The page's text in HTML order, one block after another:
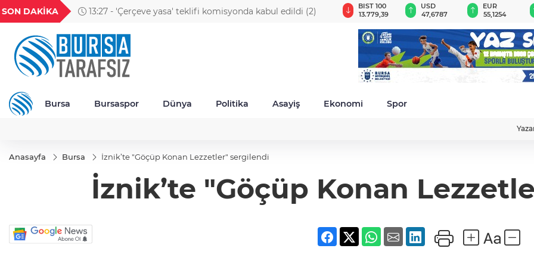
SON DAKİKA 13:27 - 'Çerçeve yasa' teklifi komisyonda kabul edildi (2)
18,2677
TND
16,3788
BGN
27,9743
VND
0,0018
GAU/TRY
6.660,55
BIST 100
13.779,39
USD
47,6787
EUR
55,1254
Bursa Bursaspor Dünya Politika Asayiş Ekonomi Spor
Anasayfa Bursa İznik’te "Göçüp Konan Lezzetler" sergilendi
İznik’te "Göçüp Konan